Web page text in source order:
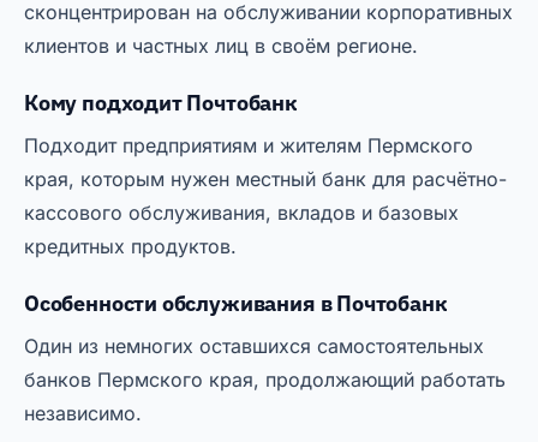
сконцентрирован на обслуживании корпоративных
клиентов и частных лиц в своём регионе.
Кому подходит Почтобанк
Подходит предприятиям и жителям Пермского
края, которым нужен местный банк для расчётно-
кассового обслуживания, вкладов и базовых
кредитных продуктов.
Особенности обслуживания в Почтобанк
Один из немногих оставшихся самостоятельных
банков Пермского края, продолжающий работать
независимо.